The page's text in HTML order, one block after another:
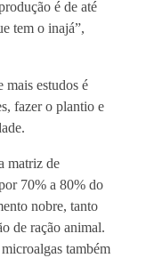
é de até
tem o inajá”,
mais estudos é
fazer o plantio e
matriz de
70% a 80% do
nobre, tanto
de ração animal.
também